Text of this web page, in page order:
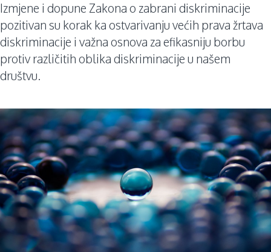
Kolumne
Lične priče
Saradnja sa medijima
Izmjene i dopune Zakona o zabrani diskriminacije
pozitivan su korak ka ostvarivanju većih prava žrtava
diskriminacije i važna osnova za efikasniju borbu
protiv različitih oblika diskriminacije u našem
društvu.